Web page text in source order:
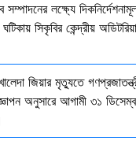
লক্ষ্যে
সিকৃবির কেন্দ্রীয়
জিয়ার মৃত্যুতে
অনুসারে আগামী ৩১